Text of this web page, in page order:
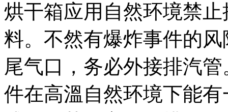
烘干箱应用自然环境禁
料。不然有爆炸事件的
尾气口，务必外接排汽
件在高溫自然环境下能